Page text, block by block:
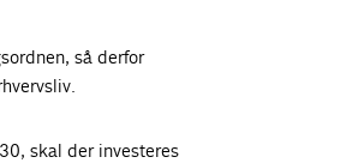
så derfor
skal der investeres